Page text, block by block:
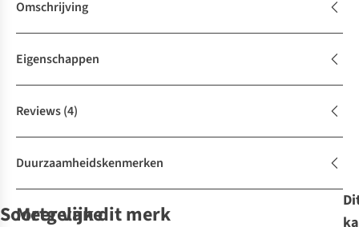
Omschrijving
Eigenschappen
Reviews(4)
Duurzaamheidskenmerken
Soortgelijke
Meer van dit merk